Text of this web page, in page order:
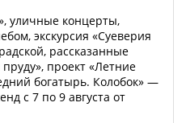
уличные концерты,
экскурсия «Суеверия
рассказанные
проект «Летние
богатырь. Колобок» —
с 7 по 9 августа от